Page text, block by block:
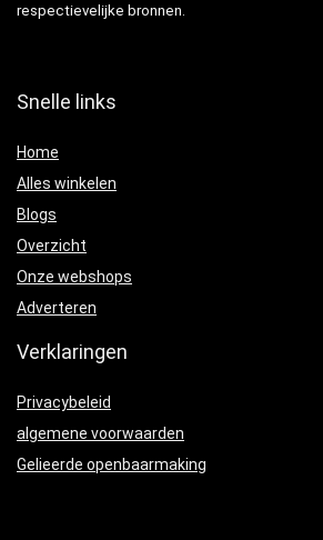
respectievelijke bronnen.
Snelle links
Home
Alles winkelen
Blogs
Overzicht
Onze webshops
Adverteren
Verklaringen
Privacybeleid
algemene voorwaarden
Gelieerde openbaarmaking